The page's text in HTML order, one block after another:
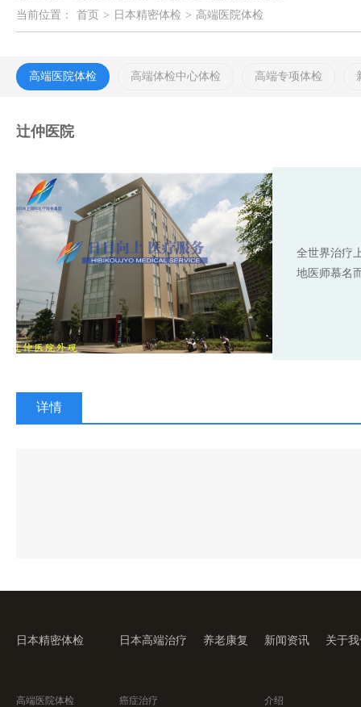
当前位置： 首页 > 日本精密体检 > 高端医院体检
高端医院体检 高端体检中心体检 高端专项体检
辻仲医院
全世界治疗
地医师慕名
详情
日本精密体检
高端医院体检
日本高端治疗
癌症治疗
养老康复 新闻资讯
介绍
关于